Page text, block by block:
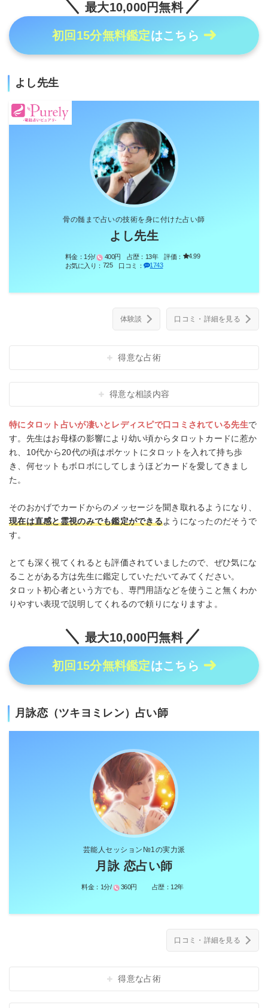
最大10,000円無料
初回15分無料鑑定はこちら
よし先生
骨の髄まで占いの技術を身に付けた占い師
よし先生
料金： 1分/ 400円 占歴： 13年 評価：
4.99
お気に入り： 725 口コミ： 1743
体験談 口コミ・詳細を見る
得意な占術
得意な相談内容
特にタロット占いが凄いとレディスピで口コミされている先生で
す。先生はお母様の影響により幼い頃からタロットカードに惹か
れ、10代から20代の頃はポケットにタロットを入れて持ち歩
き、何セットもボロボにしてしまうほどカードを愛してきまし
た。
そのおかげでカードからのメッセージを聞き取れるようになり、
現在は直感と霊視のみでも鑑定ができるようになったのだそうで
す。
とても深く視てくれるとも評価されていましたので、ぜひ気にな
ることがある方は先生に鑑定していただいてみてください。
タロット初心者という方でも、専門用語などを使うこと無くわか
りやすい表現で説明してくれるので頼りになりますよ。
最大10,000円無料
初回15分無料鑑定はこちら
月詠恋（ツキヨミレン）占い師
芸能人セッション№1の実力派
月詠 恋占い師
料金： 1分/ 360円 占歴： 12年
口コミ・詳細を見る
得意な占術